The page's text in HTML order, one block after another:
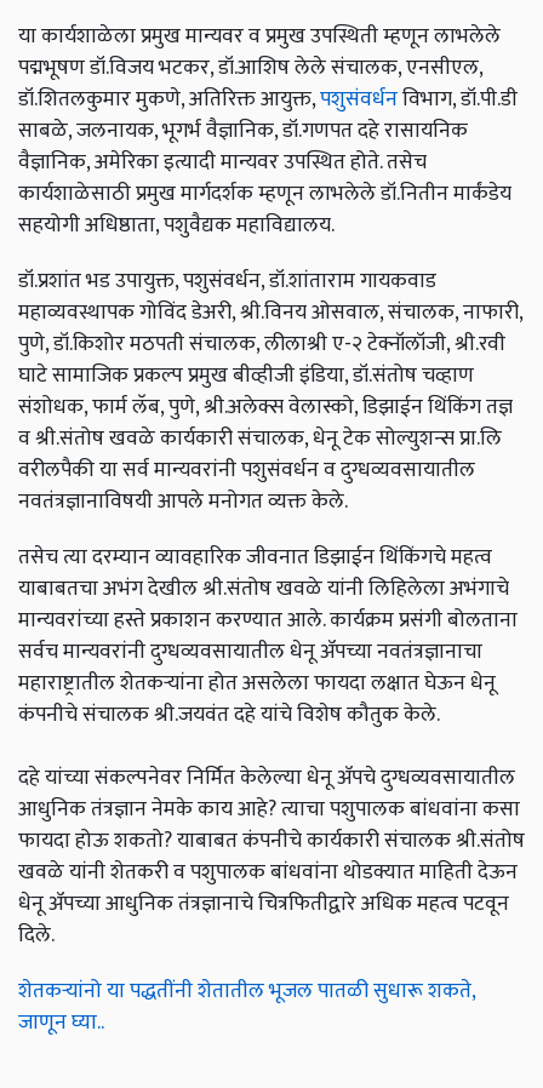
या कार्यशाळेला प्रमुख मान्यवर व प्रमुख उपस्थिती म्हणून लाभलेले
पद्मभूषण डॉ.विजय भटकर, डॉ.आशिष लेले संचालक, एनसीएल,
डॉ.शितलकुमार मुकणे, अतिरिक्त आयुक्त,पशुसंवर्धनविभाग, डॉ.पी.डी
साबळे, जलनायक, भूगर्भ वैज्ञानिक, डॉ.गणपत दहे रासायनिक
वैज्ञानिक, अमेरिका इत्यादी मान्यवर उपस्थित होते. तसेच
कार्यशाळेसाठी प्रमुख मार्गदर्शक म्हणून लाभलेले डॉ.नितीन मार्कंडेय
सहयोगी अधिष्ठाता, पशुवैद्यक महाविद्यालय.
डॉ.प्रशांत भड उपायुक्त, पशुसंवर्धन, डॉ.शांताराम गायकवाड
महाव्यवस्थापक गोविंद डेअरी, श्री.विनय ओसवाल, संचालक, नाफारी,
पुणे, डॉ.किशोर मठपती संचालक, लीलाश्री ए-२ टेक्नॉलॉजी, श्री.रवी
घाटे सामाजिक प्रकल्प प्रमुख बीव्हीजी इंडिया, डॉ.संतोष चव्हाण
संशोधक, फार्म लॅब, पुणे, श्री.अलेक्स वेलास्को, डिझाईन थिंकिंग तज्ञ
व श्री.संतोष खवळे कार्यकारी संचालक, धेनू टेक सोल्युशन्स प्रा.लि
वरीलपैकी या सर्व मान्यवरांनी पशुसंवर्धन व दुग्धव्यवसायातील
नवतंत्रज्ञानाविषयी आपले मनोगत व्यक्त केले.
तसेच त्या दरम्यान व्यावहारिक जीवनात डिझाईन थिंकिंगचे महत्व
याबाबतचा अभंग देखील श्री.संतोष खवळे यांनी लिहिलेला अभंगाचे
मान्यवरांच्या हस्ते प्रकाशन करण्यात आले. कार्यक्रम प्रसंगी बोलताना
सर्वच मान्यवरांनी दुग्धव्यवसायातील धेनू ॲपच्या नवतंत्रज्ञानाचा
महाराष्ट्रातील शेतकऱ्यांना होत असलेला फायदा लक्षात घेऊन धेनू
कंपनीचे संचालक श्री.जयवंत दहे यांचे विशेष कौतुक केले.
दहे यांच्या संकल्पनेवर निर्मित केलेल्या धेनू ॲपचे दुग्धव्यवसायातील
आधुनिक तंत्रज्ञान नेमके काय आहे? त्याचा पशुपालक बांधवांना कसा
फायदा होऊ शकतो? याबाबत कंपनीचे कार्यकारी संचालक श्री.संतोष
खवळे यांनी शेतकरी व पशुपालक बांधवांना थोडक्यात माहिती देऊन
धेनू ॲपच्या आधुनिक तंत्रज्ञानाचे चित्रफितीद्वारे अधिक महत्व पटवून
दिले.
शेतकऱ्यांनो या पद्धतींनी शेतातील भूजल पातळी सुधारू शकते,
जाणून घ्या..